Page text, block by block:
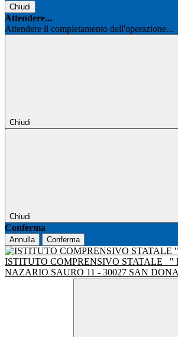
Chiudi
Attendere...
Attendere il completamento dell'operazione...
Chiudi
Chiudi
Conferma
Annulla Conferma
ISTITUTO COMPRENSIVO STATALE "
NAZARIO SAURO 11 - 30027 SAN